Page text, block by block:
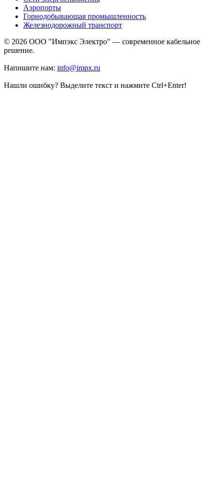
Аэропорты
Горнодобывающая промышленность
Железнодорожный транспорт
© 2026 ООО "Импэкс Электро" — современное кабельное
решение.
Напишите нам: info@impx.ru
Нашли ошибку? Выделите текст и нажмите Ctrl+Enter!